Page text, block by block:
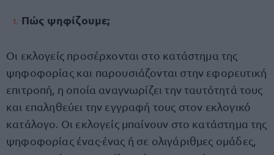
Πώς ψηφίζουμε;
Οι εκλογείς προσέρχονται στο κατάστημα της
ψηφοφορίας και παρουσιάζονται στην εφορευτική
επιτροπή, η οποία αναγνωρίζει την ταυτότητά τους
και επαληθεύει την εγγραφή τους στον εκλογικό
κατάλογο. Οι εκλογείς μπαίνουν στο κατάστημα της
ψηφοφορίας ένας-ένας ή σε ολιγάριθμες ομάδες,